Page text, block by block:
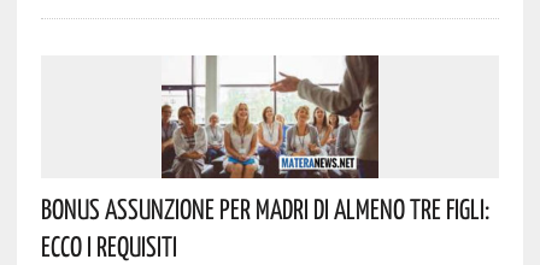
Bonus Assunzione Per Madri Di Almeno Tre Figli:
Ecco I Requisiti